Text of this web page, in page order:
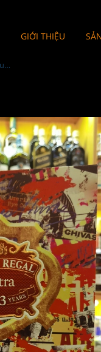
GIỚI THIỆU
Rượu Chivas 13YO Hộp Quà 2023